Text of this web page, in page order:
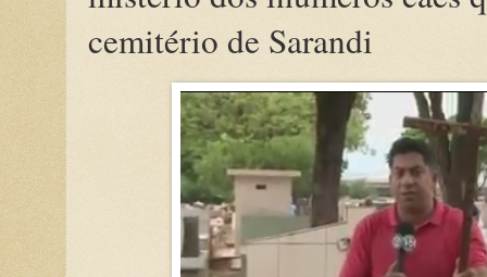
cemitério de Sarandi